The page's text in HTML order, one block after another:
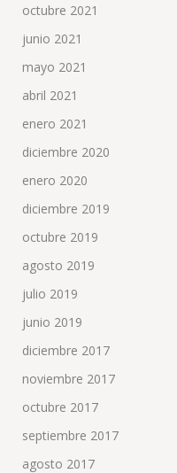
octubre 2021
junio 2021
mayo 2021
abril 2021
enero 2021
diciembre 2020
enero 2020
diciembre 2019
octubre 2019
agosto 2019
julio 2019
junio 2019
diciembre 2017
noviembre 2017
octubre 2017
septiembre 2017
agosto 2017